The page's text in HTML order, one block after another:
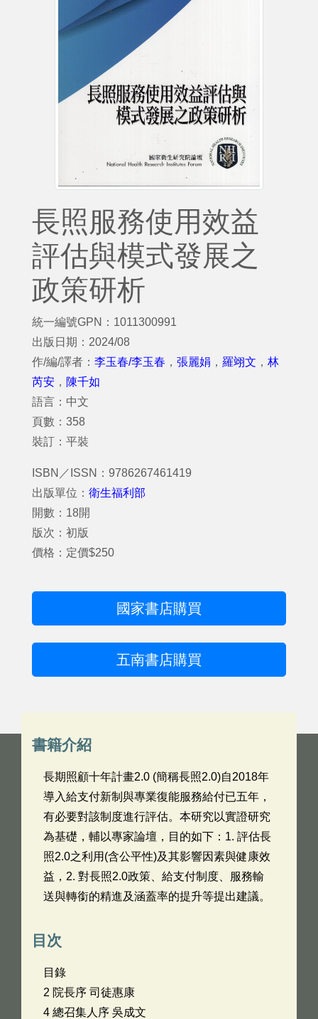
長照服務使用效益
評估與模式發展之
政策研析
統一編號GPN：1011300991
出版日期：2024/08
作/編/譯者： 李玉春/李玉春 ， 張麗娟 ， 羅翊文 ， 林
芮安 ， 陳千如
語言：中文
頁數：358
裝訂：平裝
ISBN／ISSN：9786267461419
出版單位： 衛生福利部
開數：18開
版次：初版
價格：定價$250
國家書店購買
五南書店購買
書籍介紹
長期照顧十年計畫2.0 (簡稱長照2.0)自2018年
導入給支付新制與專業復能服務給付已五年，
有必要對該制度進行評估。本研究以實證研究
為基礎，輔以專家論壇，目的如下：1. 評估長
照2.0之利用(含公平性)及其影響因素與健康效
益，2. 對長照2.0政策、給支付制度、服務輸
送與轉銜的精進及涵蓋率的提升等提出建議。
目次
目錄
2 院長序 司徒惠康
4 總召集人序 吳成文